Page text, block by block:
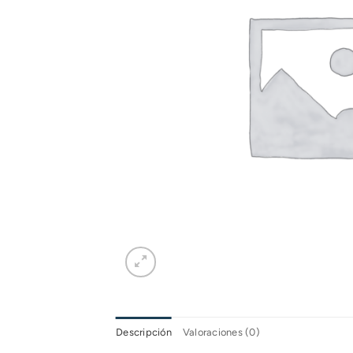
Descripción Valoraciones (0)